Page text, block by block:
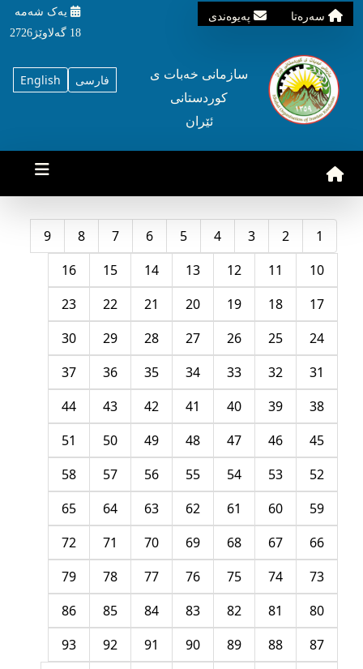
سه‌ره‌تا په‌یوه‌ندی
یه‌ک شه‌مه‌
18 گه‌لاوێژ2726
English فارسی
سازمانی خه‌بات ی
کوردستانی
ئێران
1
2
3
4
5
6
7
8
9
10
11
12
13
14
15
16
17
18
19
20
21
22
23
24
25
26
27
28
29
30
31
32
33
34
35
36
37
38
39
40
41
42
43
44
45
46
47
48
49
50
51
52
53
54
55
56
57
58
59
60
61
62
63
64
65
66
67
68
69
70
71
72
73
74
75
76
77
78
79
80
81
82
83
84
85
86
87
88
89
90
91
92
93